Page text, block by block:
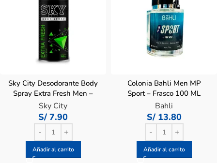
Sky City Desodorante Body
Spray Extra Fresh Men –
Frasco 150 ML
Sky City
S/ 7.90
Añadir al carrito
Colonia Bahli Men MP
Sport – Frasco 100 ML
Bahli
S/13.80
Añadir al carrito